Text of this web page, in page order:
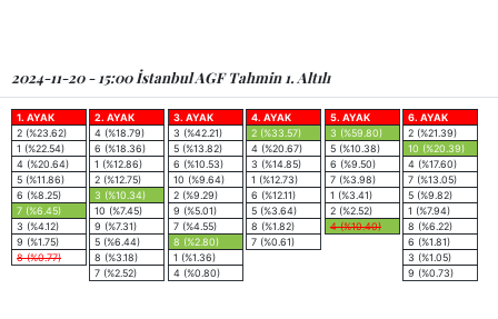
2024-11-20 - 15:00 İstanbul AGF Tahmin 1. Altılı
1. AYAK
2 (%23.62)
1 (%22.54)
4 (%20.64)
5 (%11.86)
6 (%8.25)
7 (%6.45)
3 (%4.12)
9 (%1.75)
8 (%0.77)
2. AYAK
4 (%18.79)
6 (%18.36)
1 (%12.86)
2 (%12.75)
3 (%10.34)
10 (%7.45)
9 (%7.31)
5 (%6.44)
8 (%3.18)
7 (%2.52)
3. AYAK
3 (%42.21)
5 (%13.82)
6 (%10.53)
10 (%9.64)
2 (%9.29)
9 (%5.01)
7 (%4.55)
8 (%2.80)
1 (%1.36)
4 (%0.80)
4. AYAK
2 (%33.57)
4 (%20.67)
3 (%14.85)
1 (%12.73)
6 (%12.11)
5 (%3.64)
8 (%1.82)
7 (%0.61)
5. AYAK
3 (%59.80)
5 (%10.38)
6 (%9.50)
7 (%3.98)
1 (%3.41)
2 (%2.52)
4 (%10.40)
6. AYAK
2 (%21.39)
10 (%20.39)
4 (%17.60)
7 (%13.05)
5 (%9.82)
1 (%7.94)
8 (%6.22)
6 (%1.81)
3 (%1.05)
9 (%0.73)